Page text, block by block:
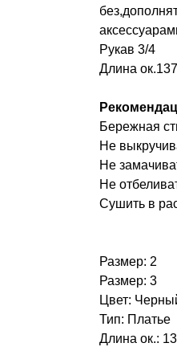
Рукав 3/4
Длина
Бережная
Не
Не
Не
Сушить в
Размер: 2
Размер: 3
Цвет:
Тип: Платье
Длина ок.: